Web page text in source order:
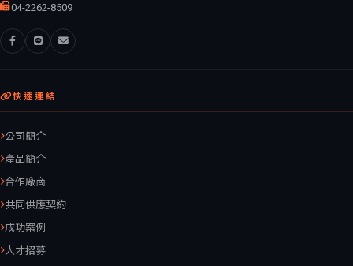
04-2262-8509
快速連結
公司簡介
產品簡介
合作廠商
共同供應契約
成功案例
人才招募